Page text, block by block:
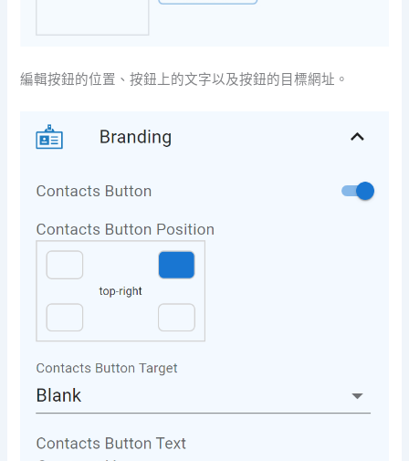
編輯按鈕的位置、按鈕上的文字以及按鈕的目標網址。